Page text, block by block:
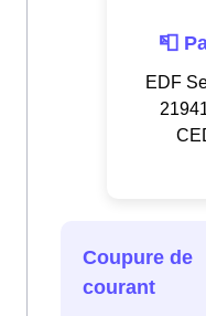
📮
EDF
Coupure de
courant